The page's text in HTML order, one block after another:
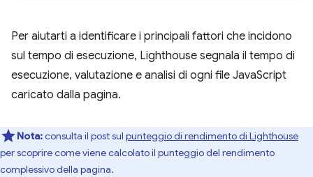
Per aiutarti a identificare i principali fattori che incidono
sul tempo di esecuzione, Lighthouse segnala il tempo di
esecuzione, valutazione e analisi di ogni file JavaScript
caricato dalla pagina.
Nota:consulta il post sul punteggio di rendimento di Lighthouse
per scoprire come viene calcolato il punteggio del rendimento
complessivo della pagina.